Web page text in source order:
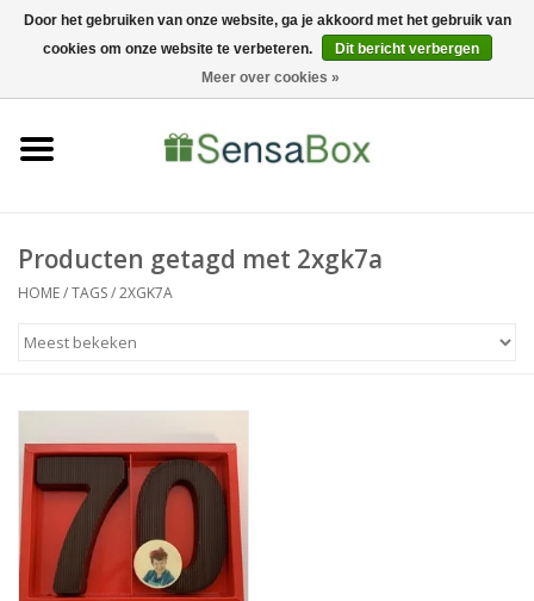
06-22022900 0 Artikelen - €0,00
Bewerkingen
Producten getagd met 2xgk7a
HOME/TAGS/2XGK7A
Door het gebruiken van onze website, ga je akkoord met het gebruik van
cookies om onze website te verbeteren.
Dit bericht verbergen
Meer over cookies »